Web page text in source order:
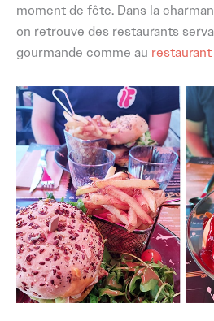
moment de fête. Dans la
on retrouve des restaurants
gourmande comme au